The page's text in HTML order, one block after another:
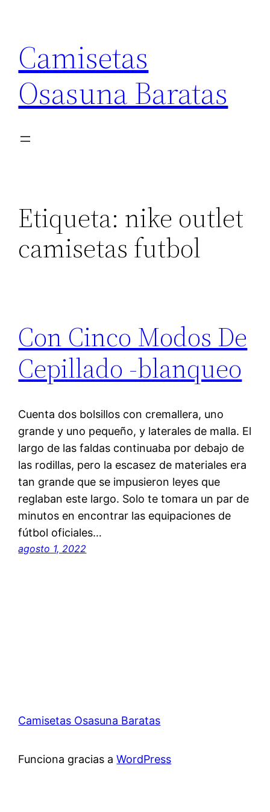
contenido
Camisetas
Osasuna Baratas
Etiqueta: nike outlet
camisetas futbol
Con Cinco Modos De
Cepillado -blanqueo
Cuenta dos bolsillos con cremallera, uno
grande y uno pequeño, y laterales de malla. El
largo de las faldas continuaba por debajo de
las rodillas, pero la escasez de materiales era
tan grande que se impusieron leyes que
reglaban este largo. Solo te tomara un par de
minutos en encontrar las equipaciones de
fútbol oficiales…
agosto 1, 2022
Camisetas Osasuna Baratas
Funciona gracias aWordPress